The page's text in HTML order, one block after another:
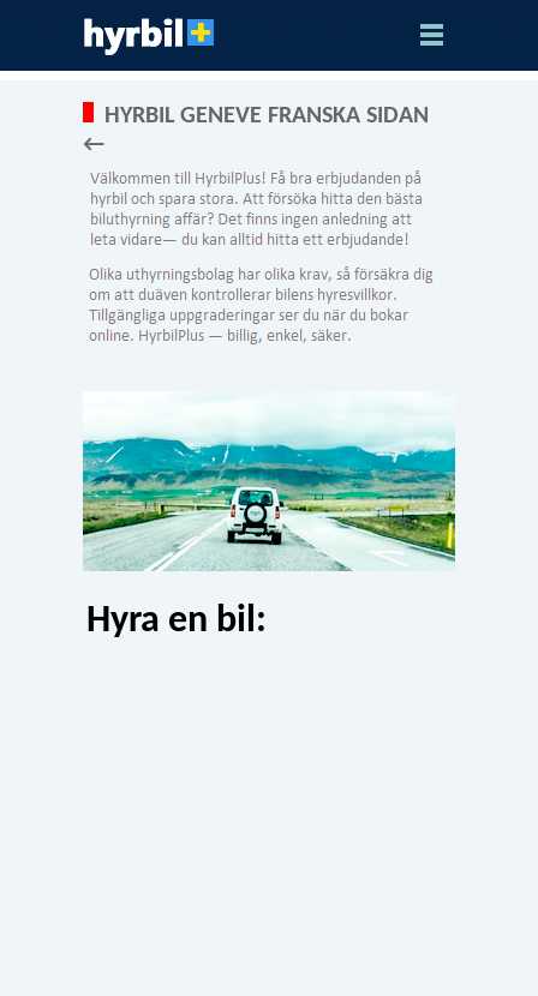
HYRBIL GENEVE FRANSKA SIDAN
←
Hyra en bil: